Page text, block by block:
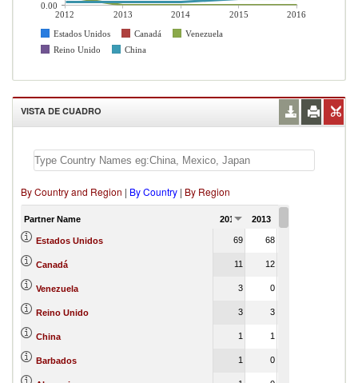
2012 2013 2014 2015
2016
Estados Unidos
Canadá
Venezuela
Reino Unido
China
0.00
VISTA DE CUADRO
By Country and Region | By Country | By Region
Partner Name 2012 2013
Estados Unidos 69 68
Canadá 11 12
Venezuela 3 0
Reino Unido 3 3
China 1 1
Barbados 1 0